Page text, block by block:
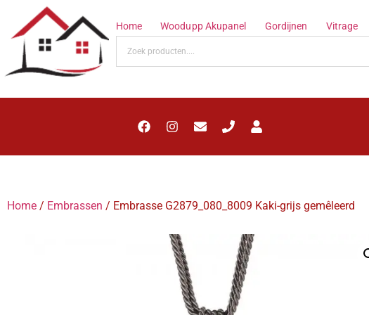
Home Woodupp Akupanel Gordijnen Vitrage
Home / Embrassen / Embrasse G2879_080_8009 Kaki-grijs gemêleerd